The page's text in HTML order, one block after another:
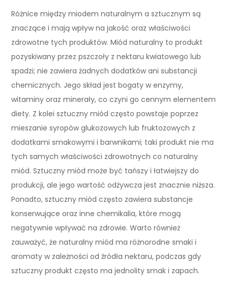
Różnice między miodem naturalnym a sztucznym są
znaczące i mają wpływ na jakość oraz właściwości
zdrowotne tych produktów. Miód naturalny to produkt
pozyskiwany przez pszczoły z nektaru kwiatowego lub
spadzi; nie zawiera żadnych dodatków ani substancji
chemicznych. Jego skład jest bogaty w enzymy,
witaminy oraz minerały, co czyni go cennym elementem
diety. Z kolei sztuczny miód często powstaje poprzez
mieszanie syropów glukozowych lub fruktozowych z
dodatkami smakowymi i barwnikami; taki produkt nie ma
tych samych właściwości zdrowotnych co naturalny
miód. Sztuczny miód może być tańszy i łatwiejszy do
produkcji, ale jego wartość odżywcza jest znacznie niższa.
Ponadto, sztuczny miód często zawiera substancje
konserwujące oraz inne chemikalia, które mogą
negatywnie wpływać na zdrowie. Warto również
zauważyć, że naturalny miód ma różnorodne smaki i
aromaty w zależności od źródła nektaru, podczas gdy
sztuczny produkt często ma jednolity smak i zapach.